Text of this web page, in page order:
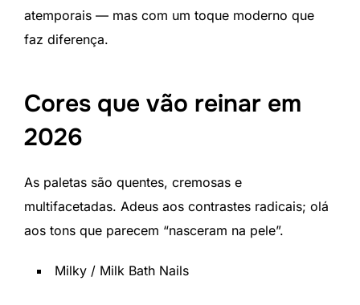
atemporais — mas com um toque moderno que
faz diferença.
Cores que vão reinar em
2026
As paletas são quentes, cremosas e
multifacetadas. Adeus aos contrastes radicais; olá
aos tons que parecem “nasceram na pele”.
Milky / Milk Bath Nails